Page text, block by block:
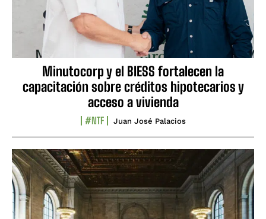
Minutocorp y el BIESS fortalecen la
capacitación sobre créditos hipotecarios y
acceso a vivienda
#NTF Juan José Palacios